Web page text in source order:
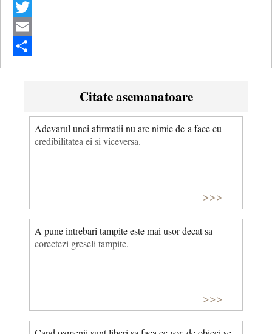
Facebook
Twitter
Email
Share
Citate asemanatoare
Adevarul unei afirmatii nu are nimic de-a face cu
credibilitatea ei si viceversa.
>>>
A pune intrebari tampite este mai usor decat sa
corectezi greseli tampite.
>>>